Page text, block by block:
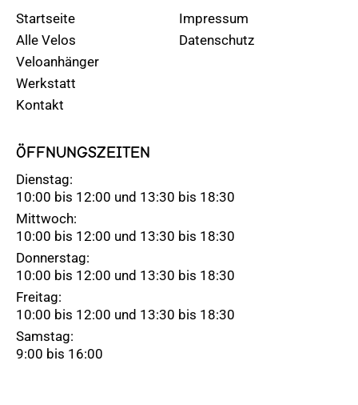
Startseite
Alle Velos
Veloanhänger
Werkstatt
Kontakt
Impressum
Datenschutz
ÖFFNUNGSZEITEN
Dienstag:
10:00 bis 12:00 und 13:30 bis 18:30
Mittwoch:
10:00 bis 12:00 und 13:30 bis 18:30
Donnerstag:
10:00 bis 12:00 und 13:30 bis 18:30
Freitag:
10:00 bis 12:00 und 13:30 bis 18:30
Samstag:
9:00 bis 16:00